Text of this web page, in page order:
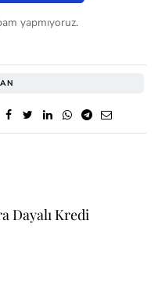
yapmıyoruz.
Dayalı Kredi